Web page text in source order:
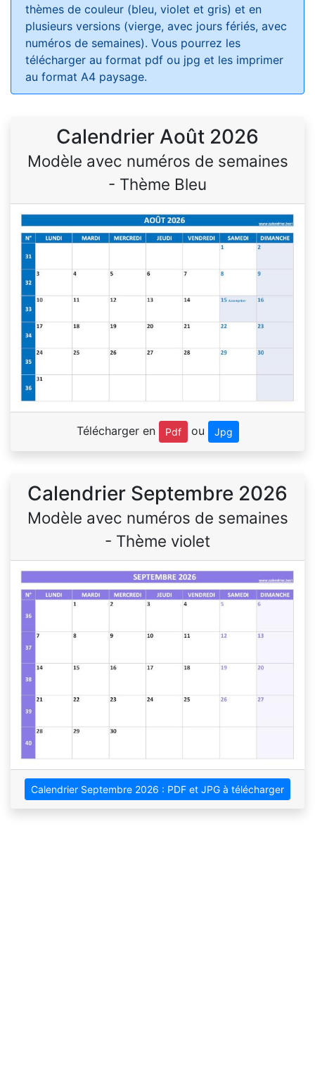
thèmes de couleur (bleu, violet et gris) et en
plusieurs versions (vierge, avec jours fériés, avec
numéros de semaines). Vous pourrez les
télécharger au format pdf ou jpg et les imprimer
au format A4 paysage.
Calendrier Août 2026
Modèle avec numéros de semaines
- Thème Bleu
Télécharger en Pdf ou Jpg
Calendrier Septembre 2026
Modèle avec numéros de semaines
- Thème violet
Calendrier Septembre 2026 : PDF et JPG à télécharger